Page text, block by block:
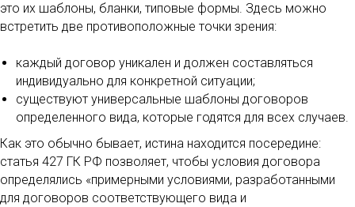
это их шаблоны, бланки, типовые формы. Здесь можно
встретить две противоположные точки зрения:
каждый договор уникален и должен составляться
индивидуально для конкретной ситуации;
существуют универсальные шаблоны договоров
определенного вида, которые годятся для всех случаев.
Как это обычно бывает, истина находится посередине:
статья 427 ГК РФ позволяет, чтобы условия договора
определялись «примерными условиями, разработанными
для договоров соответствующего вида и